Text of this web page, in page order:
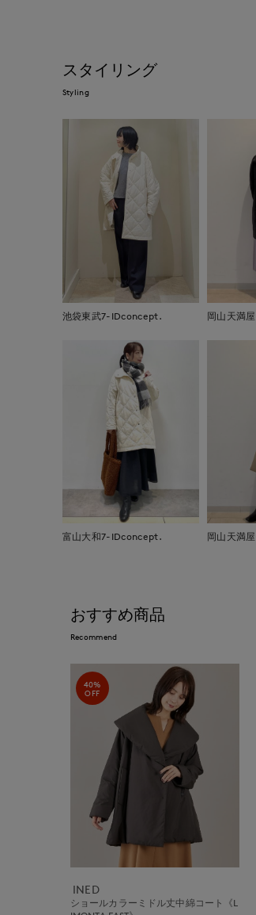
スタイリング
Styling
池袋東武7-IDconcept. 岡山天満
富山大和7-IDconcept. 岡山天満
おすすめ商品
Recommend
40%
OFF
INED
ショールカラーミドル丈中綿コート《L